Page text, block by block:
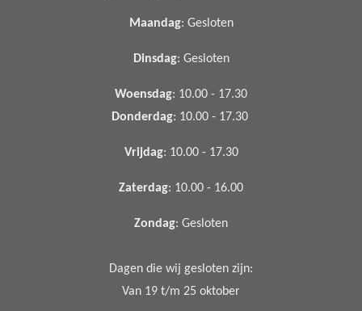
Maandag: Gesloten
Dinsdag: Gesloten
Woensdag: 10.00 - 17.30
Donderdag: 10.00 - 17.30
Vrijdag: 10.00 - 17.30
Zaterdag: 10.00 - 16.00
Zondag: Gesloten
Dagen die wij gesloten zijn:
Van 19 t/m 25 oktober